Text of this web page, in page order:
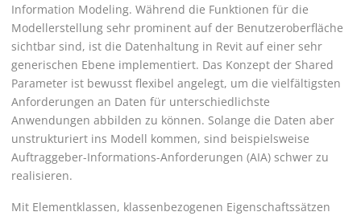
Information Modeling. Während die Funktionen für die
Modellerstellung sehr prominent auf der Benutzeroberfläche
sichtbar sind, ist die Datenhaltung in Revit auf einer sehr
generischen Ebene implementiert. Das Konzept der Shared
Parameter ist bewusst flexibel angelegt, um die vielfältigsten
Anforderungen an Daten für unterschiedlichste
Anwendungen abbilden zu können. Solange die Daten aber
unstrukturiert ins Modell kommen, sind beispielsweise
Auftraggeber-Informations-Anforderungen (AIA) schwer zu
realisieren.
Mit Elementklassen, klassenbezogenen Eigenschaftssätzen